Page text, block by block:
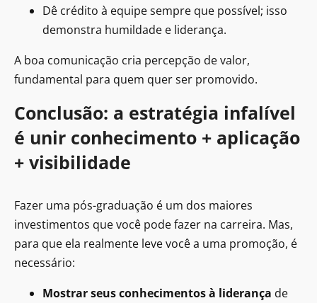
Dê crédito à equipe sempre que possível; isso
demonstra humildade e liderança.
A boa comunicação cria percepção de valor,
fundamental para quem quer ser promovido.
Conclusão: a estratégia infalível
é unir conhecimento + aplicação
+ visibilidade
Fazer uma pós-graduação é um dos maiores
investimentos que você pode fazer na carreira. Mas,
para que ela realmente leve você a uma promoção, é
necessário:
Mostrar seus conhecimentos à liderança de